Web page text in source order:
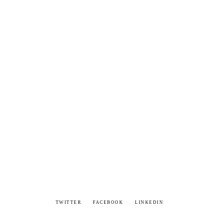
TWITTER FACEBOOK LINKEDIN